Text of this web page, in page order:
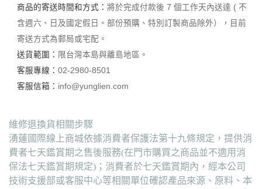
商品的寄送時間和方式： 將於完成付款後 7 個工作天內送達 ( 不
含週六、日及國定假日。部份預購、特別訂製商品除外），目前
寄送方式為郵局或宅配。
送貨範圍： 限台灣本島與離島地區。
客服專線： 02-2980-8501
客服信箱： info@yunglien.com
維修退換貨相關步驟
湧蓮國際線上商城依據消費者保護法第十九條規定，提供消
費者七天鑑賞期之售後服務(在門市購買之商品並不適用消
保法七天鑑賞期規定)；消費者於七天鑑賞期內，經本公司
技術支援部或客服中心等相關單位確認產品來源、原料、本